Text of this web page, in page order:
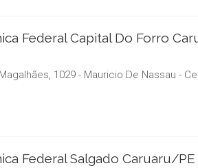
Federal Capital Do Forro
1029 - Mauricio De Nassau -
Federal Salgado Caruaru/PE